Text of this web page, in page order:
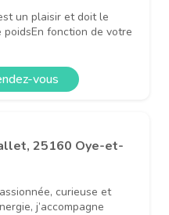
un plaisir et doit le
poidsEn fonction de votre
vous
25160 Oye-et-
curieuse et
j’accompagne